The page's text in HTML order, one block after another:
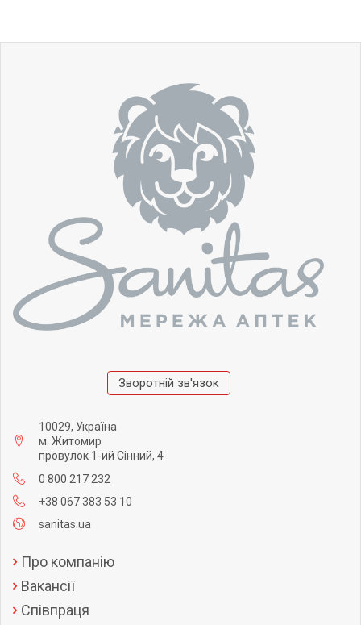
Зворотній зв'язок
10029, Україна
м. Житомир
провулок 1-ий Сінний, 4
0 800 217 232
+38 067 383 53 10
sanitas.ua
Про компанію
Вакансії
Співпраця